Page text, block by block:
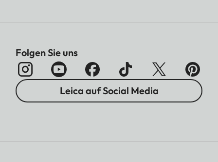
Folgen Sie uns
Leica auf Social Media